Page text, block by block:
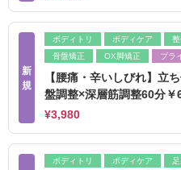
新
規
ボディトリ ボディケア 整
骨盤矯正
OX脚矯正 ブラ
【腰痛・辛いしびれ】立
盤調整×深層筋調整60分
¥3,980
ボディトリ ボディケア